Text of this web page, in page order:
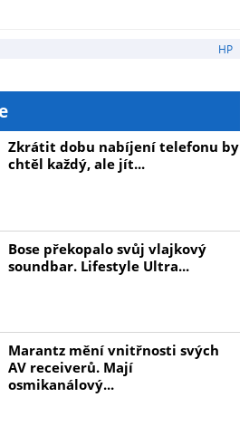
HP
Zkrátit dobu nabíjení telefonu by
chtěl každý, ale jít...
Bose překopalo svůj vlajkový
soundbar. Lifestyle Ultra...
Marantz mění vnitřnosti svých
AV receiverů. Mají
osmikanálový...